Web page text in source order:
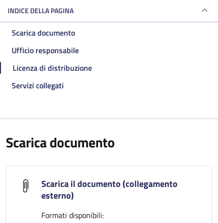
INDICE DELLA PAGINA
Scarica documento
Ufficio responsabile
Licenza di distribuzione
Servizi collegati
Scarica documento
Scarica il documento (collegamento
esterno)
Formati disponibili: